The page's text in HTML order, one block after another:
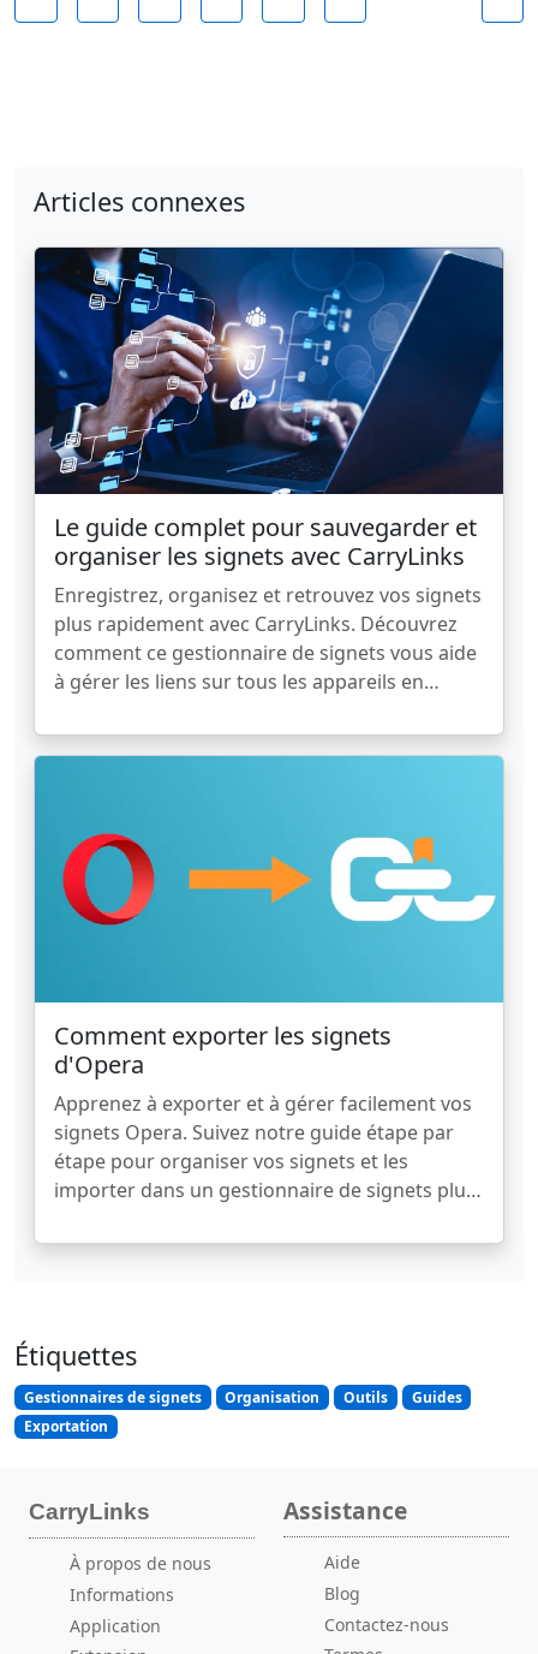
Articles connexes
Le guide complet pour sauvegarder et
organiser les signets avec CarryLinks
Enregistrez, organisez et retrouvez vos signets
plus rapidement avec CarryLinks. Découvrez
comment ce gestionnaire de signets vous aide
à gérer les liens sur tous les appareils en
Comment exporter les signets
d'Opera
Apprenez à exporter et à gérer facilement vos
signets Opera. Suivez notre guide étape par
étape pour organiser vos signets et les
importer dans un gestionnaire de signets plus
efficacement vos liens sauvegardés dès
Étiquettes
Gestionnaires de signets Organisation Outils
Guides
Exportation
CarryLinks
À propos de nous
Informations
Application
Assistance
Aide
Blog
Contactez-nous